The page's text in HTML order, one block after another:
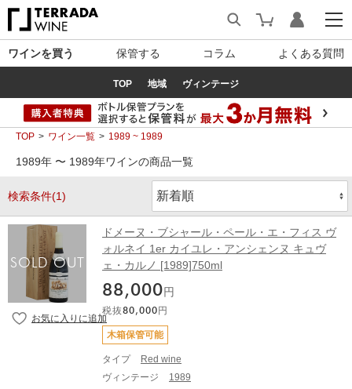
ワインを買う 保管する コラム よくある質問
TOP 地域 ヴィンテージ
TOP ワイン一覧 1989 ~ 1989
1989年 〜 1989年ワインの商品一覧
検索条件(1)
ドメーヌ・ブシャール・ペール・エ・フィス ヴ
ォルネイ 1er カイユレ・アンシェンヌ キュヴ
ェ・カルノ [1989]750ml
88,000 円
税抜80,000 円
木箱保管可能
タイプ
Red wine
ヴィンテージ
1989